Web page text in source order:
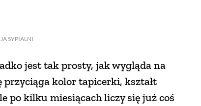
SYPIALNI
jest tak prosty, jak wygląda na
przyciąga kolor tapicerki, kształt
po kilku miesiącach liczy się już coś